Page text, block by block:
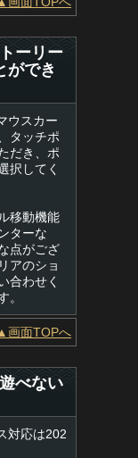
ーリー
ができ
ウスカー
タッチポ
だき、ポ
択してく
移動機能
ターな
点がござ
アのショ
合わせく
。
画面TOPへ
べない
対応は202